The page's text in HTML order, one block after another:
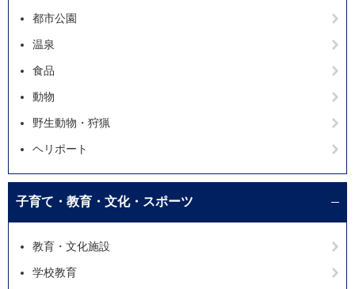
都市公園
温泉
食品
動物
野生動物・狩猟
ヘリポート
子育て・教育・文化・スポーツ
教育・文化施設
学校教育